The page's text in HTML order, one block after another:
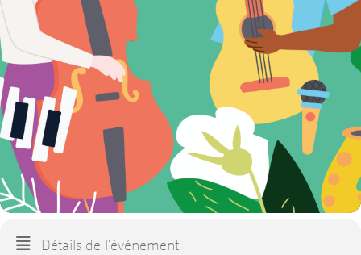
Détails de l'événement